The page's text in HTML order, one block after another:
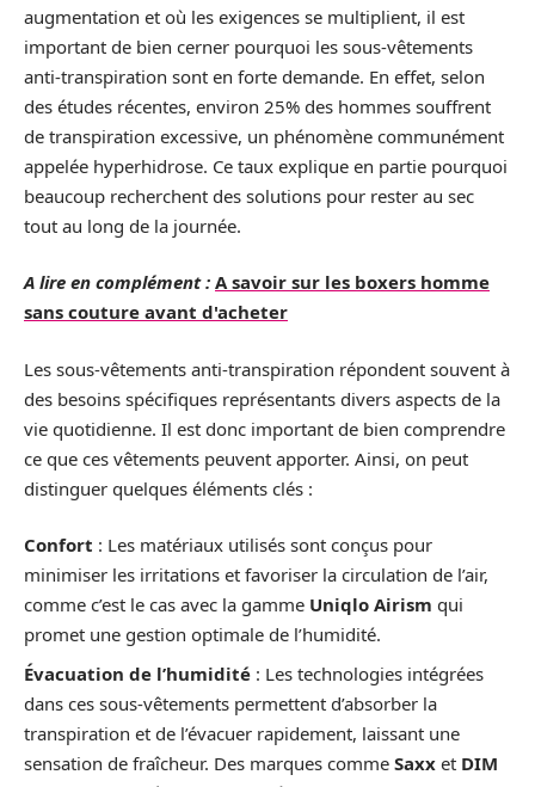
augmentation et où les exigences se multiplient, il est
important de bien cerner pourquoi les sous-vêtements
anti-transpiration sont en forte demande. En effet, selon
des études récentes, environ 25% des hommes souffrent
de transpiration excessive, un phénomène communément
appelée hyperhidrose. Ce taux explique en partie pourquoi
beaucoup recherchent des solutions pour rester au sec
tout au long de la journée.
A lire en complément : A savoir sur les boxers homme
sans couture avant d'acheter
Les sous-vêtements anti-transpiration répondent souvent à
des besoins spécifiques représentants divers aspects de la
vie quotidienne. Il est donc important de bien comprendre
ce que ces vêtements peuvent apporter. Ainsi, on peut
distinguer quelques éléments clés :
Confort : Les matériaux utilisés sont conçus pour
minimiser les irritations et favoriser la circulation de l’air,
comme c’est le cas avec la gamme Uniqlo Airism qui
promet une gestion optimale de l’humidité.
Évacuation de l’humidité : Les technologies intégrées
dans ces sous-vêtements permettent d’absorber la
transpiration et de l’évacuer rapidement, laissant une
sensation de fraîcheur. Des marques comme Saxx et DIM